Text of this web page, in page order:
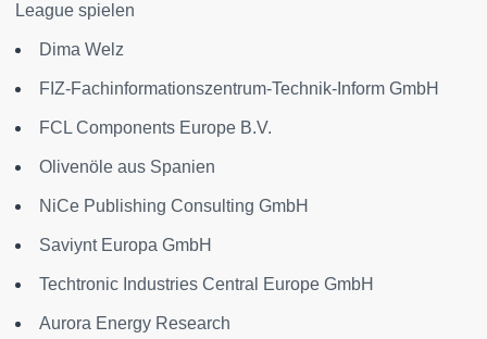
League spielen
Dima Welz
FIZ-Fachinformationszentrum-Technik-Inform GmbH
FCL Components Europe B.V.
Olivenöle aus Spanien
NiCe Publishing Consulting GmbH
Saviynt Europa GmbH
Techtronic Industries Central Europe GmbH
Aurora Energy Research